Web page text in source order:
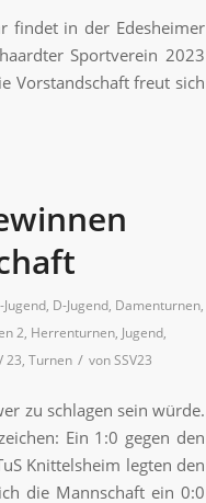
findet in der Edesheimer
Sportverein 2023
Vorstandschaft freut sich
Jugend, D-Jugend, Damenturnen,
2, Herrenturnen, Jugend,
23, Turnen / vonSSV23
zu schlagen sein würde.
Ein 1:0 gegen den
Knittelsheim legten den
die Mannschaft ein 0:0